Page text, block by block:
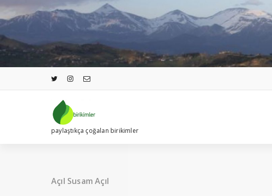
İçeriğe
geç
paylaştıkça çoğalan birikimler
Açıl Susam Açıl